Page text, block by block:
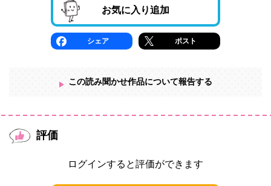
お気に入り追加
シェア ポスト
この読み聞かせ作品について報告する
評価
ログインすると評価ができます